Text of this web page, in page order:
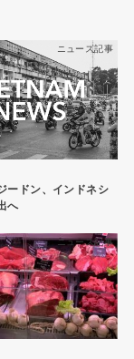
ニュース記事
ードン、インドネシ
へ
ニュース記事